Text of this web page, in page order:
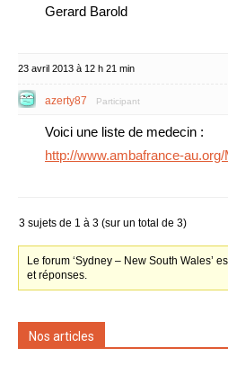
Gerard Barold
23 avril 2013 à 12 h 21 min
azerty87 Participant
Voici une liste de medecin :
http://www.ambafrance-
3 sujets de 1 à 3 (sur un total de 3)
Le forum ‘Sydney – New South Wales’
et réponses.
Nos articles